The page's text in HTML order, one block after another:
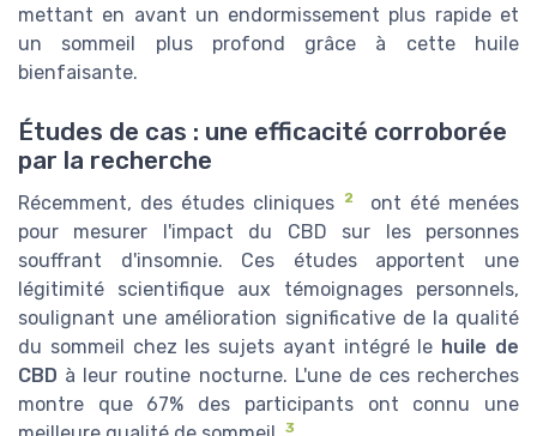
mettant en avant un endormissement plus rapide et
un sommeil plus profond grâce à cette huile
bienfaisante.
Études de cas : une efficacité corroborée
par la recherche
Récemment, des études cliniques 2
ont été menées
pour mesurer l'impact du CBD sur les personnes
souffrant d'insomnie. Ces études apportent une
légitimité scientifique aux témoignages personnels,
soulignant une amélioration significative de la qualité
du sommeil chez les sujets ayant intégré le huile de
CBD à leur routine nocturne. L'une de ces recherches
montre que 67% des participants ont connu une
3